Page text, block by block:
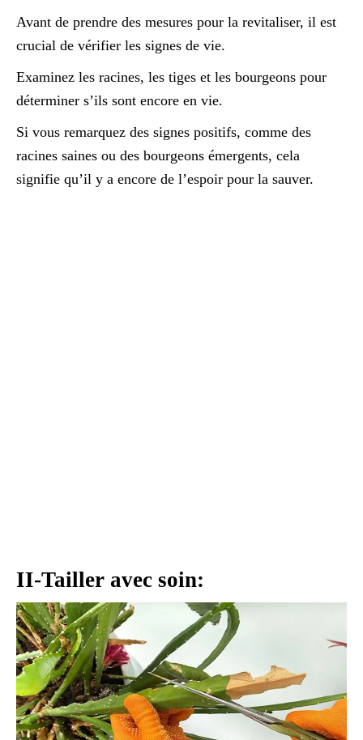
Avant de prendre des mesures pour la revitaliser, il est
crucial de vérifier les signes de vie.
Examinez les racines, les tiges et les bourgeons pour
déterminer s’ils sont encore en vie.
Si vous remarquez des signes positifs, comme des
racines saines ou des bourgeons émergents, cela
signifie qu’il y a encore de l’espoir pour la sauver.
II-Tailler avec soin: